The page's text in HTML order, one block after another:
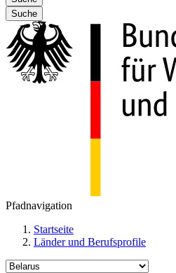
Suche
Pfadnavigation
Startseite
Länder und Berufsprofile